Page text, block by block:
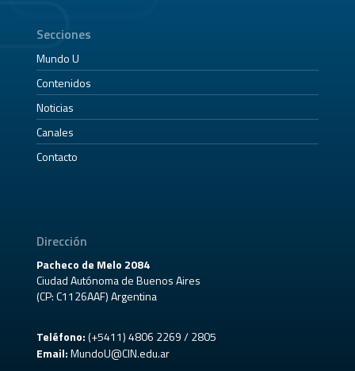
Secciones
Mundo U
Contenidos
Noticias
Canales
Contacto
Dirección
Pacheco de Melo 2084
Ciudad Autónoma de Buenos Aires
(CP: C1126AAF) Argentina
Teléfono:(+5411) 4806 2269 / 2805
Email: MundoU@CIN.edu.ar